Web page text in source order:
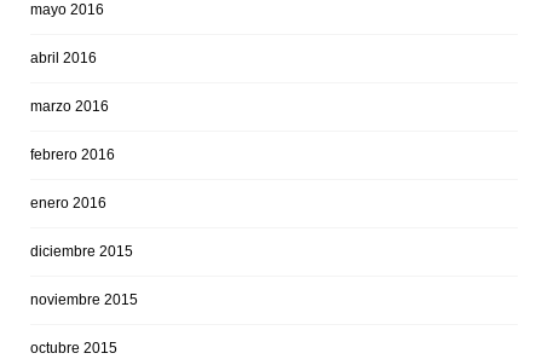
mayo 2016
abril 2016
marzo 2016
febrero 2016
enero 2016
diciembre 2015
noviembre 2015
octubre 2015